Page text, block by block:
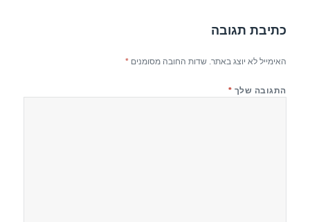
כתיבת תגובה
האימייל לא יוצג באתר. שדות החובה מסומנים*
התגובה שלך *